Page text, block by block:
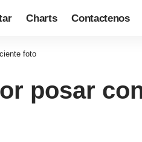
Charts Contactenos
foto
posar